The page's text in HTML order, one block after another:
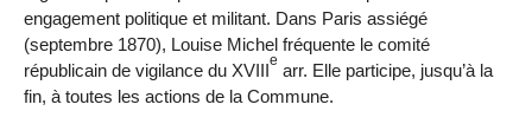
engagement politique et militant. Dans Paris assiégé
(septembre 1870), Louise Michel fréquente le comité
républicain de vigilance du XVIIIe arr. Elle participe, jusqu’à la
fin, à toutes les actions de la Commune.